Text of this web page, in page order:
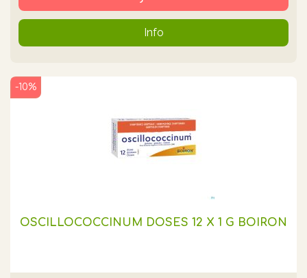
Info
OSCILLOCOCCINUM DOSES 12 X 1 G BOIRON
-10%